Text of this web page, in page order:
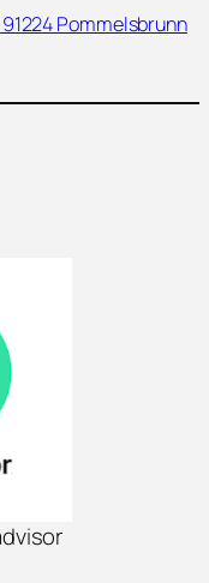
Pommelsbrunn